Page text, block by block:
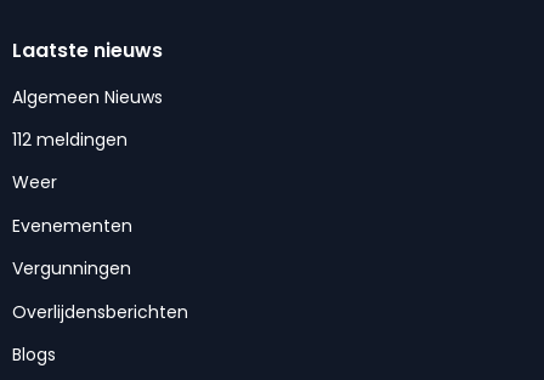
Laatste nieuws
Algemeen Nieuws
112 meldingen
Weer
Evenementen
Vergunningen
Overlijdensberichten
Blogs